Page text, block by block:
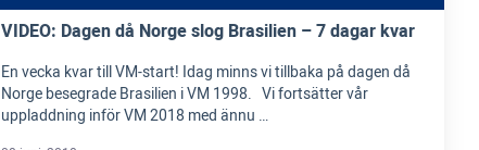
VIDEO: Dagen då Norge slog Brasilien – 7 dagar kvar
En vecka kvar till VM-start! Idag minns vi tillbaka på dagen då
Norge besegrade Brasilien i VM 1998. Vi fortsätter vår
uppladdning inför VM 2018 med ännu …